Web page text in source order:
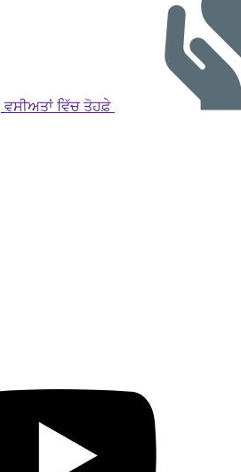
ਵਸੀਅਤਾਂ ਵਿੱਚ ਤੋਹਫ਼ੇ